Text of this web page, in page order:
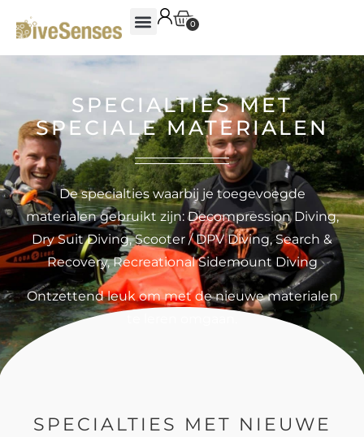
0
SPECIALTIES MET
SPECIALE MATERIALEN
De specialties waarbij je toegevoegde
materialen gebruikt zijn: Decompression Diving,
Dry Suit Diving, Scooter / DPV Diving, Search &
Recovery, Recreational Sidemount Diving
Ontzettend leuk om met de nieuwe materialen
SPECIALTIES MET NIEUWE